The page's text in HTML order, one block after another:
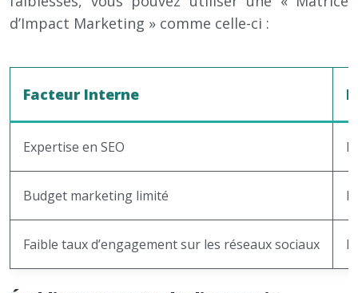
d’Impact Marketing » comme celle-ci :
Facteur Interne
Expertise en SEO
Budget marketing limité
Faible taux d’engagement sur les réseaux sociaux